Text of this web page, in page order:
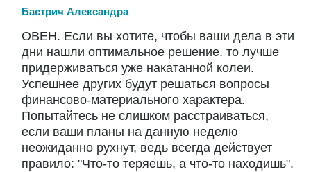
Бастрич Александра
ОВЕН. Если вы хотите, чтобы ваши дела в эти
дни нашли оптимальное решение. то лучше
придерживаться уже накатанной колеи.
Успешнее других будут решаться вопросы
финансово-материального характера.
Попытайтесь не слишком расстраиваться,
если ваши планы на данную неделю
неожиданно рухнут, ведь всегда действует
правило: "Что-то теряешь, а что-то находишь".